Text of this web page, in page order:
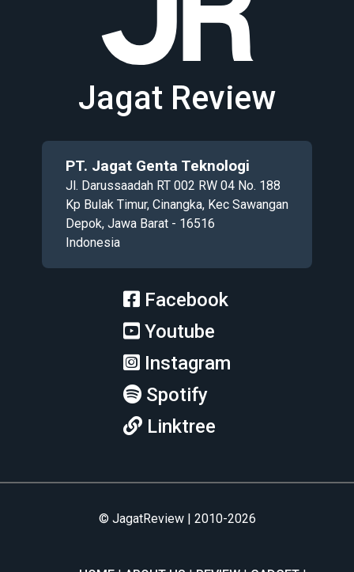
Jagat Review
PT. Jagat Genta Teknologi
Jl. Darussaadah RT 002 RW 04 No. 188
Kp Bulak Timur, Cinangka, Kec Sawangan
Depok, Jawa Barat - 16516
Indonesia
Facebook
Youtube
Instagram
Spotify
Linktree
© JagatReview | 2010-2026